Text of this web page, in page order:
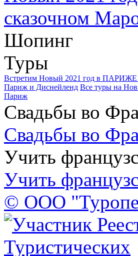
сказочном
Шопинг
Туры
Встретим Новый 2021 год в
Париж и Диснейленд Все туры на
Париж
Свадьбы во
Свадьбы во
Учить
Учить
© ООО